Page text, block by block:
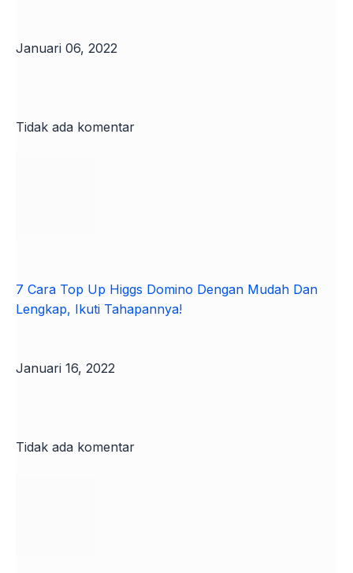
Januari 06, 2022
Tidak ada komentar
7 Cara Top Up Higgs Domino Dengan Mudah Dan
Lengkap, Ikuti Tahapannya!
Januari 16, 2022
Tidak ada komentar